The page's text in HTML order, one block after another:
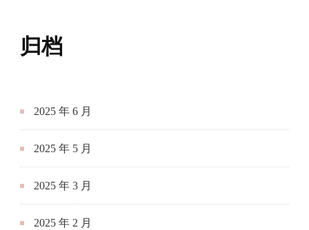
归档
2025 年 6 月
2025 年 5 月
2025 年 3 月
2025 年 2 月